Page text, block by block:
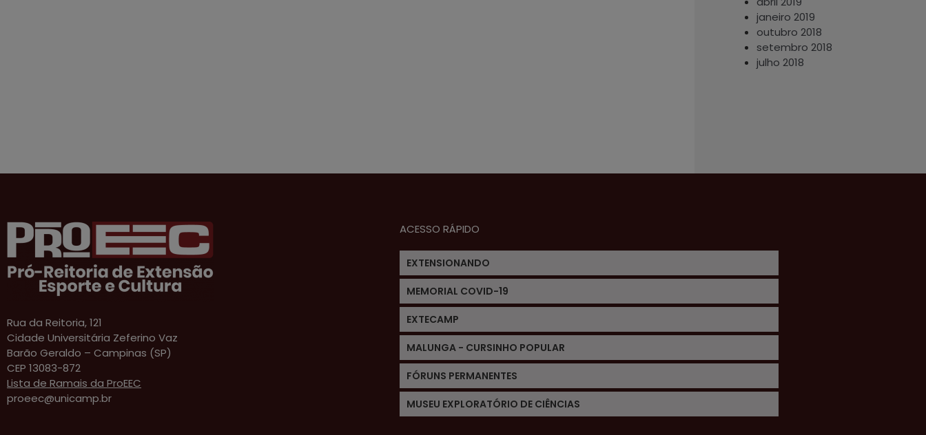
janeiro 2019
outubro 2018
setembro 2018
julho 2018
Rua da Reitoria, 121
Cidade Universitária Zeferino Vaz
Barão Geraldo – Campinas (SP)
CEP 13083-872
Lista de Ramais da ProEEC
proeec@unicamp.br
ACESSO RÁPIDO
EXTENSIONANDO
MEMORIAL COVID-19
EXTECAMP
MALUNGA - CURSINHO POPULAR
FÓRUNS PERMANENTES
MUSEU EXPLORATÓRIO DE CIÊNCIAS